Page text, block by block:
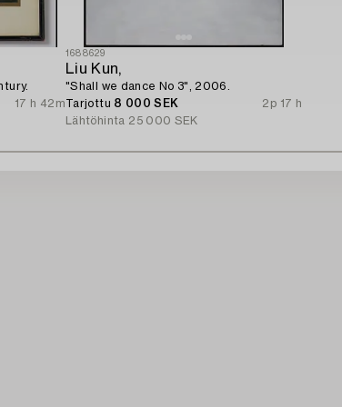
17 h 42m
1688629
Liu Kun,
"Shall we dance No 3", 2006.
Tarjottu 8 000 SEK
2p 17 h
Lähtöhinta 25 000 SEK